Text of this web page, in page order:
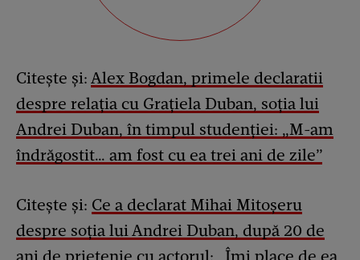
Citește și: Alex Bogdan, primele declaratii
despre relația cu Grațiela Duban, soția lui
Andrei Duban, în timpul studenției: „M-am
îndrăgostit… am fost cu ea trei ani de zile”
Citește și: Ce a declarat Mihai Mitoșeru
despre soția lui Andrei Duban, după 20 de
ani de prietenie cu actorul: „Îmi place de ea,